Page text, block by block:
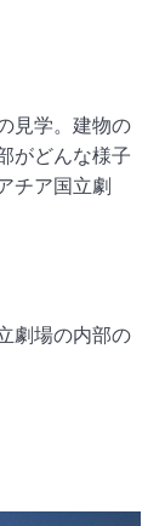
見学。建物の
がどんな様子
チア国立劇
劇場の内部の